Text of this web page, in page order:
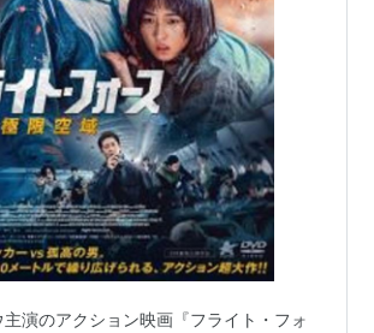
演のアクション映画『フライト・フォ